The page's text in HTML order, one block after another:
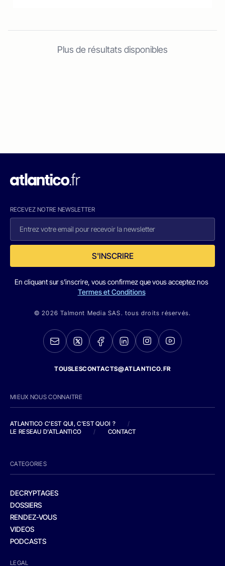
Plus de résultats disponibles
RECEVEZ NOTRE NEWSLETTER
S'INSCRIRE
En cliquant sur s'inscrire, vous confirmez que vous acceptez nos
Termes et Conditions
© 2026 Talmont Media SAS. tous droits réservés.
TOUSLESCONTACTS@ATLANTICO.FR
MIEUX NOUS CONNAITRE
ATLANTICO C'EST QUI, C'EST QUOI ?
/
LE RESEAU D'ATLANTICO
/ CONTACT
CATEGORIES
DECRYPTAGES
DOSSIERS
RENDEZ-VOUS
VIDEOS
PODCASTS
LEGAL